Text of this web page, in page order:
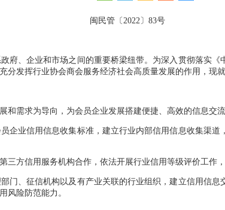
闽民管〔2022〕83号
、企业和市场之间的重要桥梁纽带。为深入贯彻落实《
发挥行业协会商会服务经济社会高质量发展的作用，现
求为导向，为会员企业发展搭建便捷、高效的信息交
业信用信息收集标准，建立行业内部信用信息收集渠道
信用服务机构合作，依法开展行业信用等级评价工作，
、征信机构以及有产业关联的行业组织，建立信用信息
风险防范能力。